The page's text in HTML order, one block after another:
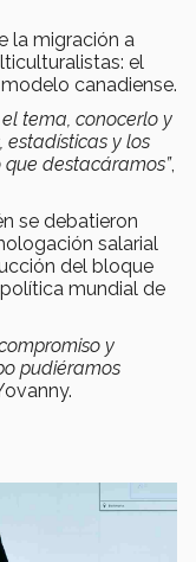
la migración a
el
canadiense.
tema, conocerlo y
estadísticas y los
destacáramos”,
se debatieron
salarial
del bloque
mundial de
y
pudiéramos